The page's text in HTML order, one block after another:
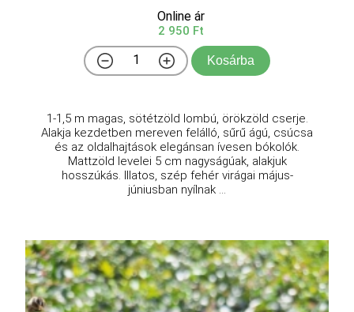
Online ár
2 950 Ft
Kosárba
1-1,5 m magas, sötétzöld lombú, örökzöld cserje.
Alakja kezdetben mereven felálló, sűrű ágú, csúcsa
és az oldalhajtások elegánsan ívesen bókolók.
Mattzöld levelei 5 cm nagyságúak, alakjuk
hosszúkás. Illatos, szép fehér virágai május-
júniusban nyílnak ...